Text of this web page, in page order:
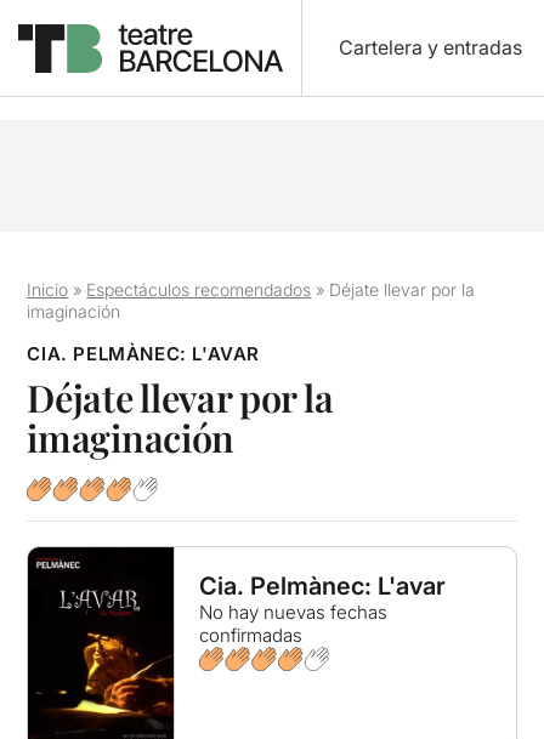
Cartelera y entradas
Inicio » Espectáculos recomendados » Déjate llevar por la
imaginación
CIA. PELMÀNEC: L'AVAR
Déjate llevar por la
imaginación
Cia. Pelmànec: L'avar
No hay nuevas fechas
confirmadas